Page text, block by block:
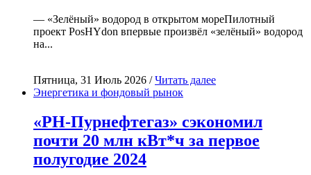
— «Зелёный» водород в открытом мореПилотный
проект PosHYdon впервые произвёл «зелёный» водород
на...
Пятница, 31 Июль 2026 /Читать далее
Энергетика и фондовый рынок
«РН-Пурнефтегаз» сэкономил
почти 20 млн кВт*ч за первое
полугодие 2024